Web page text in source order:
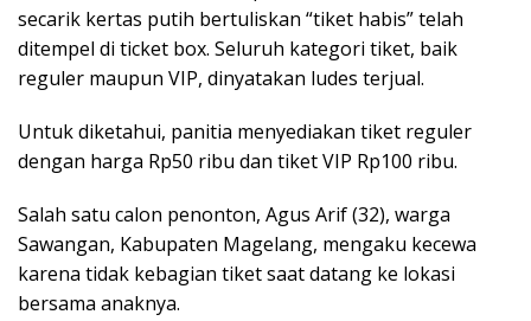
secarik kertas putih bertuliskan “tiket habis” telah
ditempel di ticket box. Seluruh kategori tiket, baik
reguler maupun VIP, dinyatakan ludes terjual.
Untuk diketahui, panitia menyediakan tiket reguler
dengan harga Rp50 ribu dan tiket VIP Rp100 ribu.
Salah satu calon penonton, Agus Arif (32), warga
Sawangan, Kabupaten Magelang, mengaku kecewa
karena tidak kebagian tiket saat datang ke lokasi
bersama anaknya.